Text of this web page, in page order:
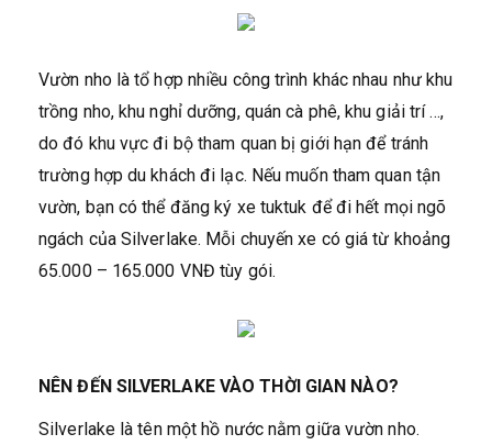
Vườn nho là tổ hợp nhiều công trình khác nhau như khu
trồng nho, khu nghỉ dưỡng, quán cà phê, khu giải trí …,
do đó khu vực đi bộ tham quan bị giới hạn để tránh
trường hợp du khách đi lạc. Nếu muốn tham quan tận
vườn, bạn có thể đăng ký xe tuktuk để đi hết mọi ngõ
ngách của Silverlake. Mỗi chuyến xe có giá từ khoảng
65.000 – 165.000 VNĐ tùy gói.
NÊN ĐẾN SILVERLAKE VÀO THỜI GIAN NÀO?
Silverlake là tên một hồ nước nằm giữa vườn nho.